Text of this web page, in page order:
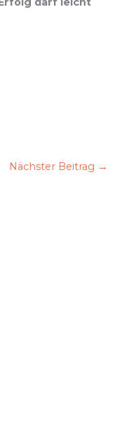
Nächster Beitrag →